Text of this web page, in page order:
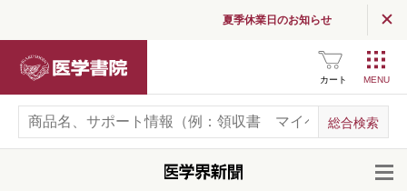
夏季休業日のお知らせ
カート